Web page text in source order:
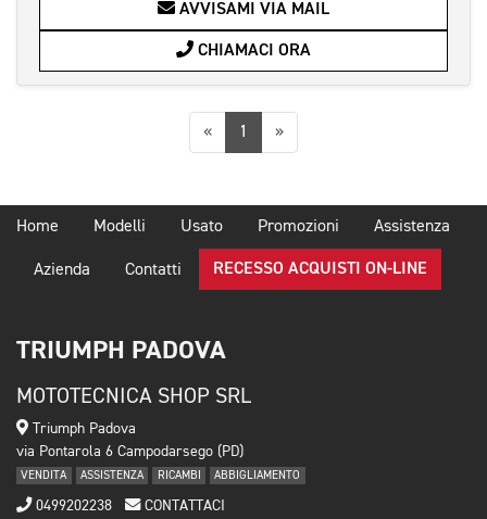
AVVISAMI VIA MAIL
CHIAMACI ORA
«Precedente
1 »Successiva
Home Modelli Usato Promozioni Assistenza
Azienda Contatti RECESSO ACQUISTI ON-LINE
TRIUMPH PADOVA
MOTOTECNICA SHOP SRL
Triumph Padova
via Pontarola 6 Campodarsego (PD)
VENDITA ASSISTENZA RICAMBI ABBIGLIAMENTO
0499202238 CONTATTACI